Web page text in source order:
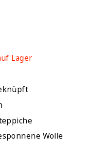
Lager
Wolle